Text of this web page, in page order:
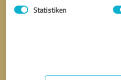
Statistiken
Nachricht